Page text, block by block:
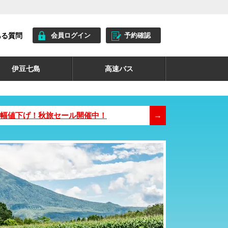
質問 会員ログイン 予約確認
伊豆七島 高速バス
値下げ！秋旅セール開催中！